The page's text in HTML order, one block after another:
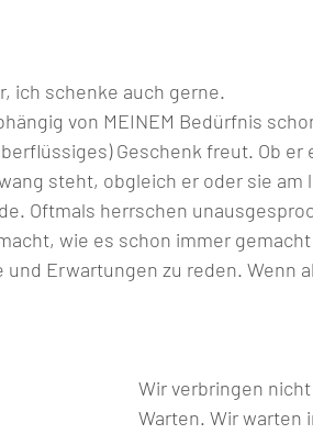
ich schenke auch gerne.
von MEINEM Bedürfnis
Geschenk freut. Ob er
steht, obgleich er oder sie am
Oftmals herrschen
Erwartungen zu reden. Wenn
Wir verbringen
Warten. Wir warten